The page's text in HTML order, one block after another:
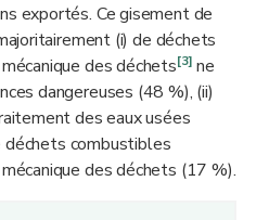
exportés. Ce gisement de
(i) de déchets
des déchets[3] ne
dangereuses (48 %), (ii)
des eaux usées
déchets combustibles
des déchets (17 %).